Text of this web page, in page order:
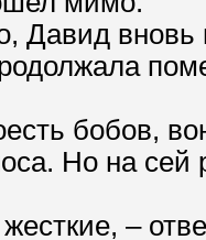
Давид
бобов,
Но на
–